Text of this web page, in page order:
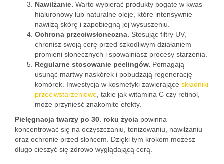
Nawilżanie. Warto wybierać produkty bogate w kwas
hialuronowy lub naturalne oleje, które intensywnie
nawilżą skórę i zapobiegną jej wysuszeniu.
Ochrona przeciwsłoneczna. Stosując filtry UV,
chronisz swoją cerę przed szkodliwym działaniem
promieni słonecznych i spowalniasz procesy starzenia.
Regularne stosowanie peelingów. Pomagają
usunąć martwy naskórek i pobudzają regenerację
komórek. Inwestycja w kosmetyki zawierające składniki
przeciwstarzeniowe , takie jak witamina C czy retinol,
może przynieść znakomite efekty.
Pielęgnacja twarzy po 30. roku życia powinna
koncentrować się na oczyszczaniu, tonizowaniu, nawilżaniu
oraz ochronie przed słońcem. Dzięki tym krokom możesz
długo cieszyć się zdrowo wyglądającą cerą.